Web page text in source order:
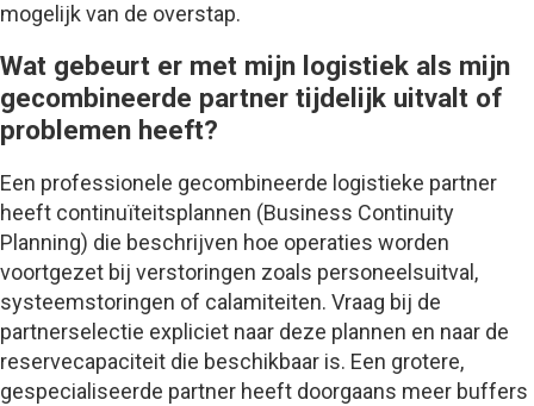
mogelijk van de overstap.
Wat gebeurt er met mijn logistiek als mijn
gecombineerde partner tijdelijk uitvalt of
problemen heeft?
Een professionele gecombineerde logistieke partner
heeft continuïteitsplannen (Business Continuity
Planning) die beschrijven hoe operaties worden
voortgezet bij verstoringen zoals personeelsuitval,
systeemstoringen of calamiteiten. Vraag bij de
partnerselectie expliciet naar deze plannen en naar de
reservecapaciteit die beschikbaar is. Een grotere,
gespecialiseerde partner heeft doorgaans meer buffers